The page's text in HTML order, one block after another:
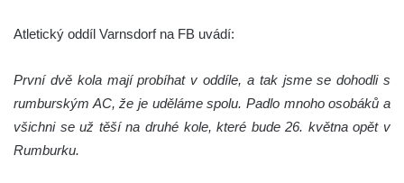
Atletický oddíl Varnsdorf na FB uvádí:
První dvě kola mají probíhat v oddíle, a tak jsme se dohodli s
rumburským AC, že je uděláme spolu. Padlo mnoho osobáků a
všichni se už těší na druhé kole, které bude 26. května opět v
Rumburku.